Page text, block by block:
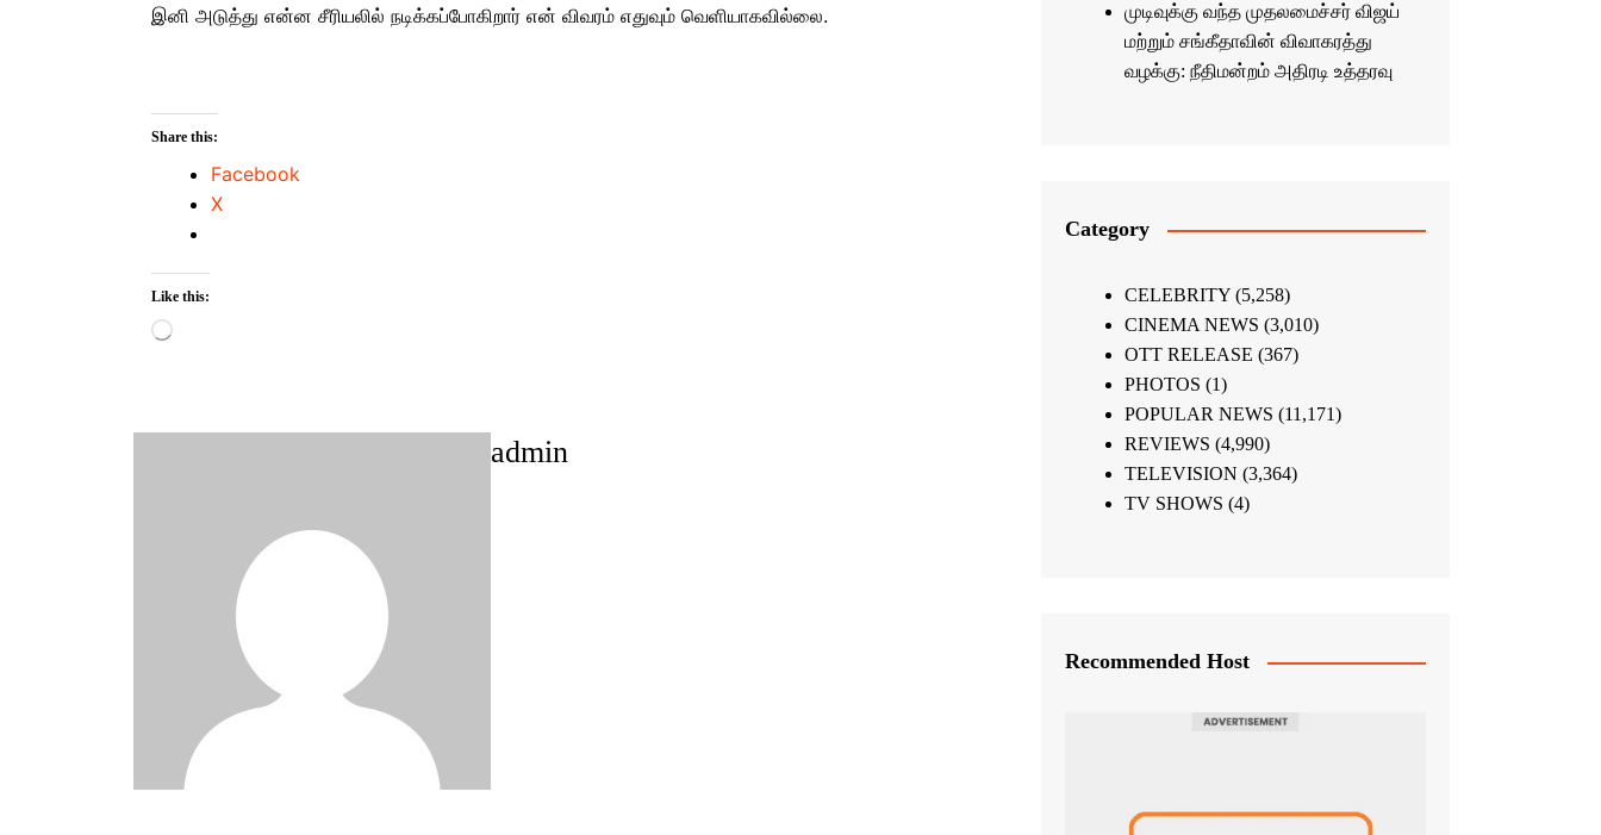
இனி அடுத்து என்ன சீரியலில் நடிக்கப்போகிறார் என் விவரம் எதுவும் வெளியாகவில்லை.
Share this:
Facebook
X
Like this:
Loading…
admin
முடிவுக்கு வந்த முதலமைச்சர் விஜய்
மற்றும் சங்கீதாவின் விவாகரத்து
வழக்கு: நீதிமன்றம் அதிரடி உத்தரவு
Category
CELEBRITY(5,258)
CINEMA NEWS (3,010)
OTT RELEASE (367)
PHOTOS (1)
POPULAR NEWS (11,171)
REVIEWS (4,990)
TELEVISION (3,364)
TV SHOWS (4)
Recommended Host